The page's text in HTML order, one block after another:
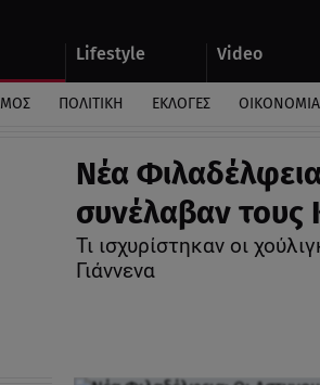
Lifestyle Video
ΠΟΛΙΤΙΚΗ ΕΚΛΟΓΕΣ ΟΙΚΟΝΟΜΙΑ
Νέα
συνέλαβαν τους
Τι ισχυρίστηκαν οι
Γιάννενα